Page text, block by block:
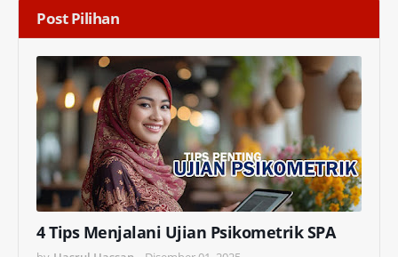
Post Pilihan
4 Tips Menjalani Ujian Psikometrik SPA